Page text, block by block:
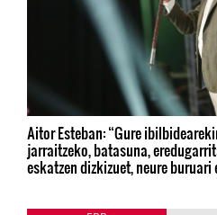
Aitor Esteban: “Gure
jarraitzeko, batasuna,
eskatzen dizkizuet, neure